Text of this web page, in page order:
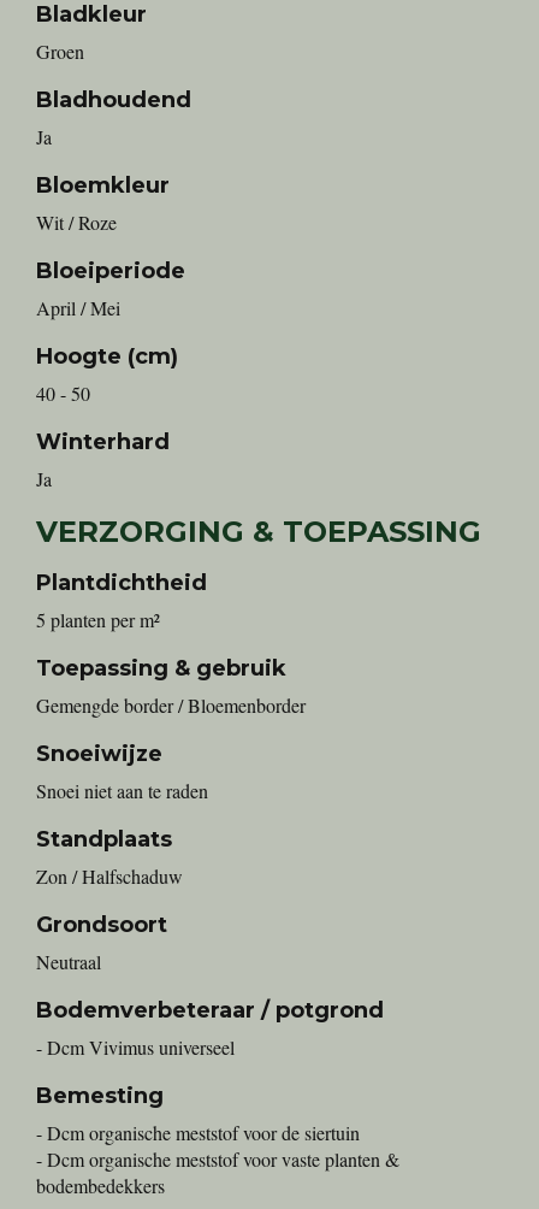
Bladkleur
Groen
Bladhoudend
Ja
Bloemkleur
Wit / Roze
Bloeiperiode
April / Mei
Hoogte (cm)
40 - 50
Winterhard
Ja
VERZORGING & TOEPASSING
Plantdichtheid
5 planten per m²
Toepassing & gebruik
Gemengde border / Bloemenborder
Snoeiwijze
Snoei niet aan te raden
Standplaats
Zon / Halfschaduw
Grondsoort
Neutraal
Bodemverbeteraar / potgrond
- Dcm Vivimus universeel
Bemesting
- Dcm organische meststof voor de siertuin
- Dcm organische meststof voor vaste planten &
bodembedekkers